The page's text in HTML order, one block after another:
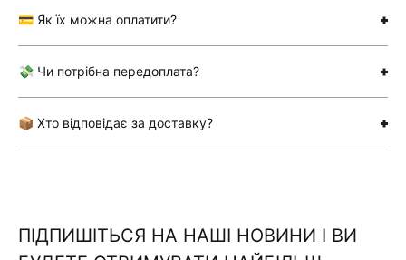
💳 Як їх можна оплатити?
💸 Чи потрібна передоплата?
📦 Хто відповідає за доставку?
ПІДПИШІТЬСЯ НА НАШІ НОВИНИ І ВИ